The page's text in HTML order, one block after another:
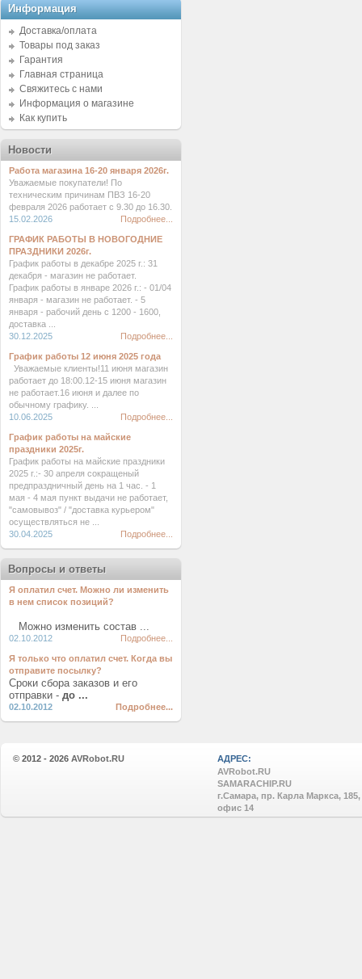
Информация
Доставка/оплата
Товары под заказ
Гарантия
Главная страница
Свяжитесь с нами
Информация о магазине
Как купить
Новости
Работа магазина 16-20 января 2026г.
Уважаемые покупатели! По
техническим причинам ПВЗ 16-20
февраля 2026 работает с 9.30 до 16.30.
15.02.2026
Подробнее...
ГРАФИК РАБОТЫ В НОВОГОДНИЕ
ПРАЗДНИКИ 2026г.
График работы в декабре 2025 г.: 31
декабря - магазин не работает.
График работы в январе 2026 г.: - 01/04
января - магазин не работает. - 5
января - рабочий день с 1200 - 1600,
доставка ...
30.12.2025
Подробнее...
График работы 12 июня 2025 года
Уважаемые клиенты!11 июня магазин
работает до 18:00.12-15 июня магазин
не работает.16 июня и далее по
обычному графику. ...
10.06.2025
Подробнее...
График работы на майские
праздники 2025г.
График работы на майские праздники
2025 г.:- 30 апреля сокращеный
предпраздничный день на 1 час. - 1
мая - 4 мая пункт выдачи не работает,
"самовывоз" / "доставка курьером"
осуществляться не ...
30.04.2025
Подробнее...
Вопросы и ответы
Я оплатил счет. Можно ли изменить
в нем список позиций?
Можно изменить состав ...
02.10.2012 Подробнее...
Я только что оплатил счет. Когда вы
отправите посылку?
Сроки сбора заказов и его
отправки - до ...
02.10.2012 Подробнее...
© 2012 - 2026 AVRobot.RU
АДРЕС:
AVRobot.RU
SAMARACHIP.RU
г.Самара, пр. Карла Маркса, 185,
офис 14